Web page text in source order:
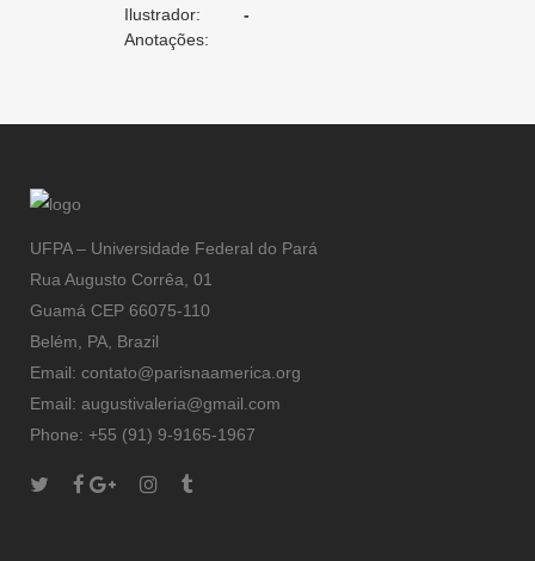
da Tipografia:
Ilustrador:
-
Anotações:
UFPA – Universidade Federal do Pará
Rua Augusto Corrêa, 01
Guamá CEP 66075-110
Belém, PA, Brazil
Email: contato@parisnaamerica.org
Email: augustivaleria@gmail.com
Phone: +55 (91) 9-9165-1967